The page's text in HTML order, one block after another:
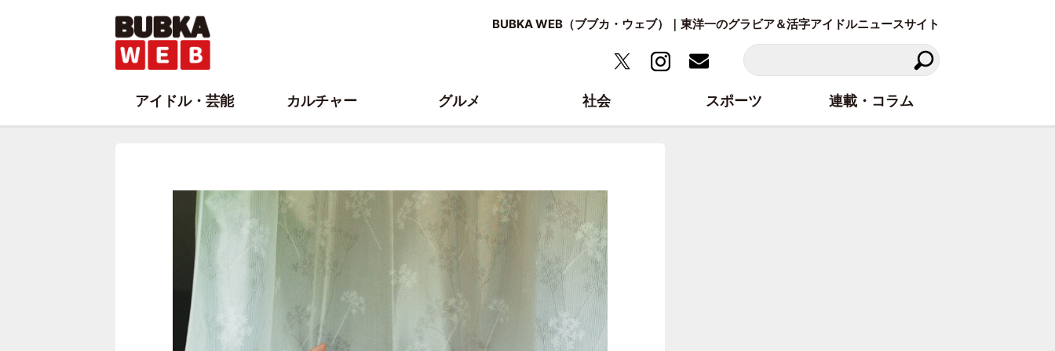
BUBKA WEB（ブブカ・ウェブ）｜東洋一のグラビア＆活字アイドルニュースサイト
アイドル・芸能 カルチャー グルメ 社会 スポーツ 連載・コラム